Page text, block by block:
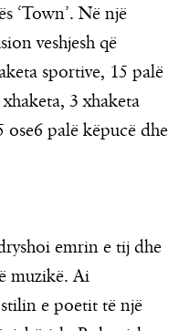
‘Town’. Në një
veshjesh që
sportive, 15 palë
3 xhaketa
ose6 palë këpucë dhe
emrin e tij dhe
muzikë. Ai
e poetit të një